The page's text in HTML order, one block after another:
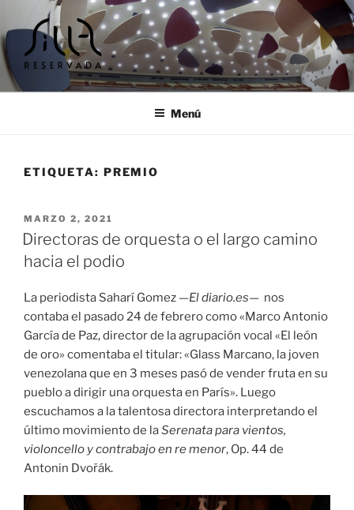
al
contenido
SILLA RESERVADA |
TALLERES Y ENCUENTROS
Cursos y encuentros musicales
Menú
ETIQUETA: PREMIO
PUBLICADO
EL
MARZO 2, 2021
Directoras de orquesta o el largo camino
hacia el podio
La periodista Saharí Gomez —El diario.es— nos
contaba el pasado 24 de febrero como «Marco Antonio
García de Paz, director de la agrupación vocal «El león
de oro» comentaba el titular: «Glass Marcano, la joven
venezolana que en 3 meses pasó de vender fruta en su
pueblo a dirigir una orquesta en París». Luego
escuchamos a la talentosa directora interpretando el
último movimiento de laSerenata para vientos,
violoncello y contrabajo en re menor, Op. 44 de
Antonin Dvořák.